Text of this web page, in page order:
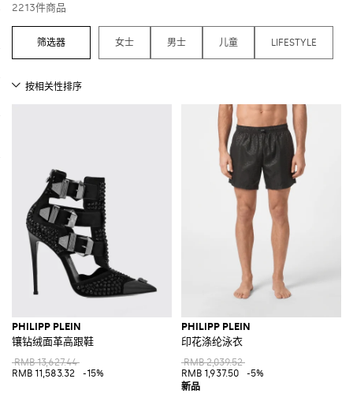
素，甚至是不同单品上的主角，诸如T恤，连衣裙，牛仔裤，运动服，鞋
履，手袋和配饰等Philipp Plein品牌男士、女士、儿童系列单品。
这个德国品牌女士系列灵感来自于女性的强悍、活力和不轻易满足的一
碧昂丝，妮琪·米娜和许多其他果断，不羁和前卫的女性。 Philipp Plein男
士系列，同样地带来视觉冲击，完美展现出该品牌的灵魂和主题，因此成
为了年轻人和名人最喜爱的品牌之一。甚至是儿童系列也不给予妥协的空
系列服饰，针织衫，T恤，卫衣，连身服，手袋，配饰和
鞋履Philipp Plein
都是在卢加诺设计，该品牌的总部，都是严格遵循意大利制造品质，在这
里交织着传统，文化和生活方式来创造出完美款式，用炫目和奢侈的风格
来享乐以及惊艳生活。
探索Philipp Plein儿童，女士和男士系列就在Giglio.com，满500€免费配
送。
2213件商品
女士 男士 儿童 LIFESTYLE
PHILIPP PLEIN
镶钻绒面革高跟鞋
RMB 13,627.44
RMB 11,583.32
-15%
PHILIPP PLEIN
印花涤纶泳衣
RMB 2,039.52
RMB 1,937.50
-5%